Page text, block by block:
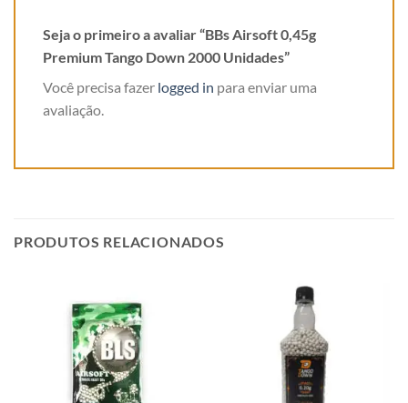
Seja o primeiro a avaliar “BBs Airsoft 0,45g
Premium Tango Down 2000 Unidades”
Você precisa fazer logged in para enviar uma
avaliação.
PRODUTOS RELACIONADOS